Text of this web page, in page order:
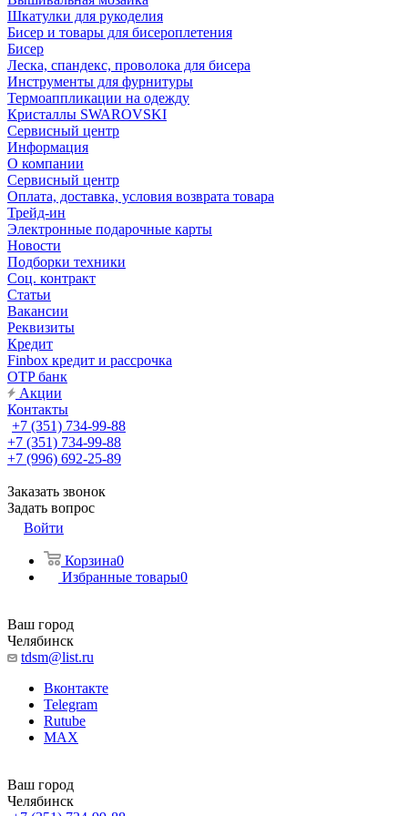
Шкатулки для рукоделия
Бисер и товары для бисероплетения
Бисер
Леска, спандекс, проволока для бисера
Инструменты для фурнитуры
Термоаппликации на одежду
Кристаллы SWAROVSKI
Сервисный центр
Информация
О компании
Сервисный центр
Оплата, доставка, условия возврата товара
Трейд-ин
Электронные подарочные карты
Новости
Подборки техники
Соц. контракт
Статьи
Вакансии
Реквизиты
Кредит
Finbox кредит и рассрочка
OTP банк
Акции
Контакты
+7 (351) 734-99-88
+7 (351) 734-99-88
+7 (996) 692-25-89
Заказать звонок
Задать вопрос
Войти
Корзина0
Избранные товары0
Ваш город
Челябинск
tdsm@list.ru
Вконтакте
Telegram
Rutube
MAX
Ваш город
Челябинск